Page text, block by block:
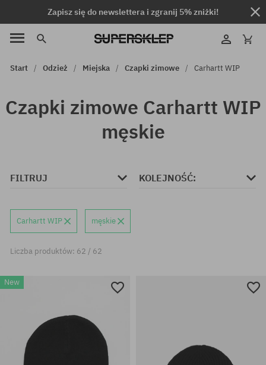
Zapisz się do newslettera i zgranij 5% zniżki!
Start Odzież Miejska Czapki zimowe Carhartt WIP
Czapki zimowe Carhartt WIP
męskie
FILTRUJ KOLEJNOŚĆ:
Carhartt WIP męskie
Liczba produktów: 62 / 62
New